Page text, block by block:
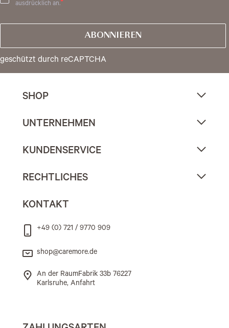
ausdrücklich an.
ABONNIEREN
geschützt durch reCAPTCHA
SHOP
UNTERNEHMEN
KUNDENSERVICE
RECHTLICHES
KONTAKT
+49 (0) 721 / 9770 909
shop@caremore.de
An der RaumFabrik 33b 76227
Karlsruhe, Anfahrt